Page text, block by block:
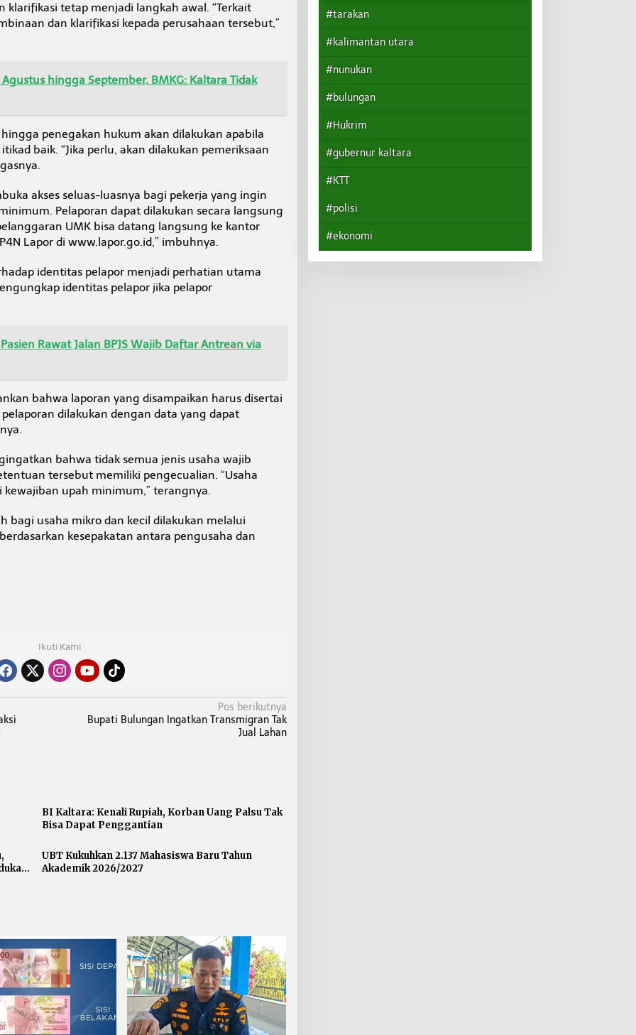
klarifikasi tetap menjadi langkah awal. “Terkait
dan klarifikasi kepada perusahaan tersebut,”
hingga September, BMKG: Kaltara Tidak
penegakan hukum akan dilakukan apabila
baik. “Jika perlu, akan dilakukan pemeriksaan
akses seluas-luasnya bagi pekerja yang ingin
Pelaporan dapat dilakukan secara langsung
UMK bisa datang langsung ke kantor
Lapor di www.lapor.go.id,” imbuhnya.
identitas pelapor menjadi perhatian utama
identitas pelapor jika pelapor
Rawat Jalan BPJS Wajib Daftar Antrean via
bahwa laporan yang disampaikan harus disertai
dilakukan dengan data yang dapat
bahwa tidak semua jenis usaha wajib
tersebut memiliki pengecualian. “Usaha
kewajiban upah minimum,” terangnya.
bagi usaha mikro dan kecil dilakukan melalui
kesepakatan antara pengusaha dan
Ikuti Kami
Pos berikutnya
Bupati Bulungan Ingatkan Transmigran Tak
Jual Lahan
BI Kaltara: Kenali Rupiah, Korban Uang Palsu Tak
Bisa Dapat Penggantian
UBT Kukuhkan 2.137 Mahasiswa Baru Tahun
Akademik 2026/2027
#tarakan
#kalimantan utara
#nunukan
#bulungan
#Hukrim
#gubernur kaltara
#KTT
#polisi
#ekonomi